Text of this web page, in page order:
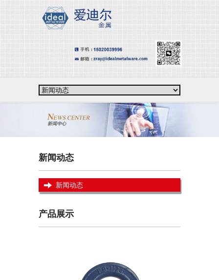
新闻动态
新闻动态
产品展示